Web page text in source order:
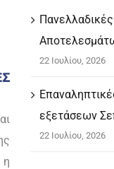
22 Ιουλίου, 2026
εξετάσεων
22 Ιουλίου, 2026